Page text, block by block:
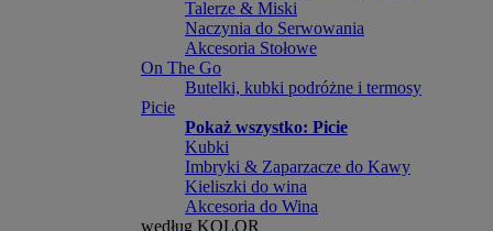
Talerze & Miski
Naczynia do Serwowania
Akcesoria Stołowe
On The Go
Butelki, kubki podróżne i termosy
Picie
Pokaż wszystko: Picie
Kubki
Imbryki & Zaparzacze do Kawy
Kieliszki do wina
Akcesoria do Wina
według KOLOR